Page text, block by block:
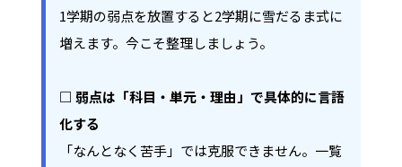
1学期の弱点を放置すると2学期に雪だるま式に
増えます。今こそ整理しましょう。
□ 弱点は「科目・単元・理由」で具体的に言語
化する
「なんとなく苦手」では克服できません。一覧